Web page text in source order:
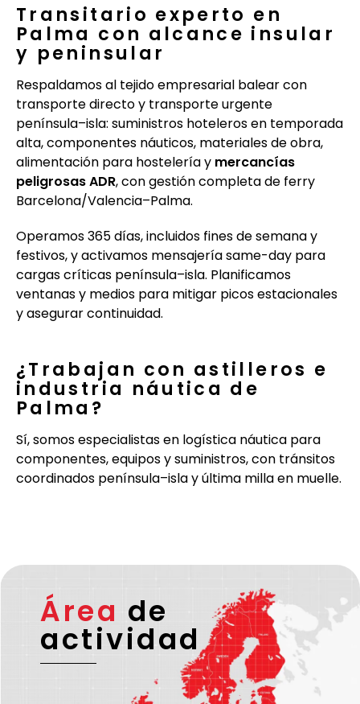
Transitario experto en
Palma con alcance insular
y peninsular
Respaldamos al tejido empresarial balear con
transporte directo y transporte urgente
península–isla: suministros hoteleros en temporada
alta, componentes náuticos, materiales de obra,
alimentación para hostelería y mercancías
peligrosas ADR, con gestión completa de ferry
Barcelona/Valencia–Palma.
Operamos 365 días, incluidos fines de semana y
festivos, y activamos mensajería same-day para
cargas críticas península–isla. Planificamos
ventanas y medios para mitigar picos estacionales
y asegurar continuidad.
¿Trabajan con astilleros e
industria náutica de
Palma?
Sí, somos especialistas en logística náutica para
componentes, equipos y suministros, con tránsitos
coordinados península–isla y última milla en muelle.
Área de
actividad